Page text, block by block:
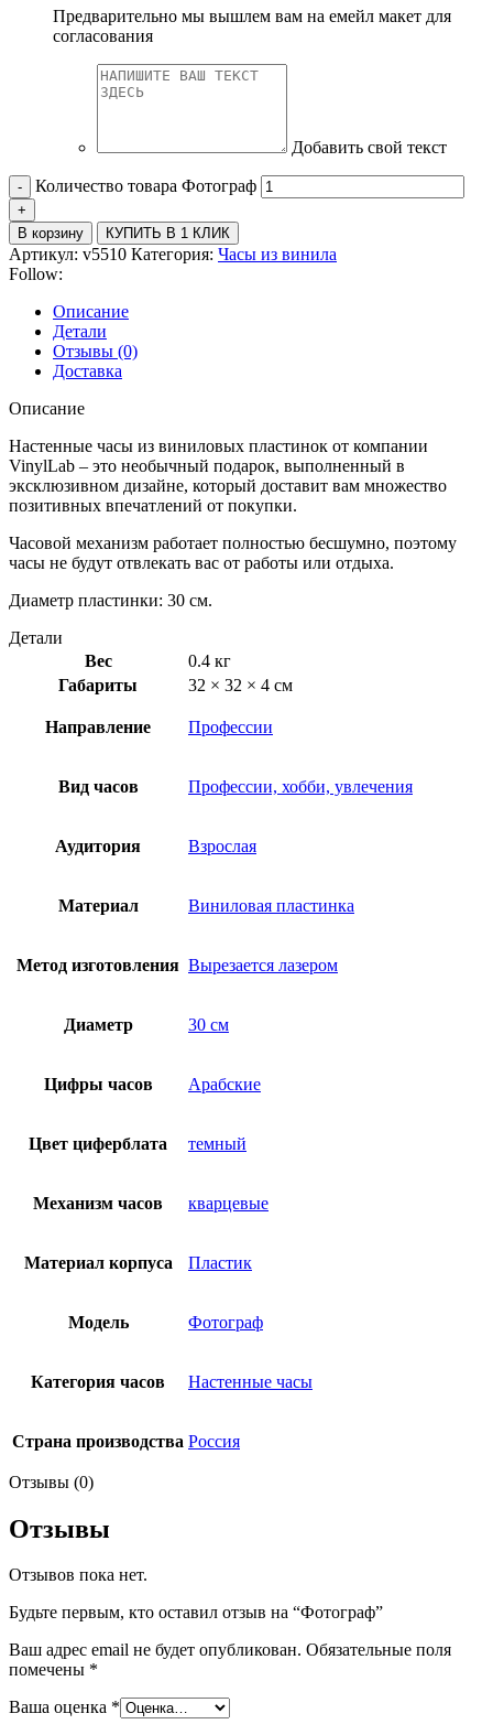
Предварительно мы вышлем вам на емейл макет для
согласования
Добавить свой текст
Количество товара Фотограф
В корзину КУПИТЬ В 1 КЛИК
Артикул: v5510 Категория: Часы из винила
Follow:
Описание
Детали
Отзывы (0)
Доставка
Описание
Настенные часы из виниловых пластинок от компании
VinylLab – это необычный подарок, выполненный в
эксклюзивном дизайне, который доставит вам множество
позитивных впечатлений от покупки.
Часовой механизм работает полностью бесшумно, поэтому
часы не будут отвлекать вас от работы или отдыха.
Диаметр пластинки: 30 см.
Детали
Вес
0.4 кг
Габариты
32 × 32 × 4 см
Направление Профессии
Вид часов Профессии, хобби, увлечения
Аудитория Взрослая
Материал Виниловая пластинка
Метод изготовления Вырезается лазером
Диаметр 30 см
Цифры часов Арабские
Цвет циферблата темный
Механизм часов кварцевые
Материал корпуса Пластик
Модель Фотограф
Категория часов Настенные часы
Страна производства Россия
Отзывы (0)
Отзывы
Отзывов пока нет.
Будьте первым, кто оставил отзыв на “Фотограф”
Ваш адрес email не будет опубликован. Обязательные поля
помечены *
Ваша оценка *